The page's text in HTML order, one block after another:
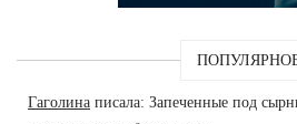
Гаголина писала: Запеченные под